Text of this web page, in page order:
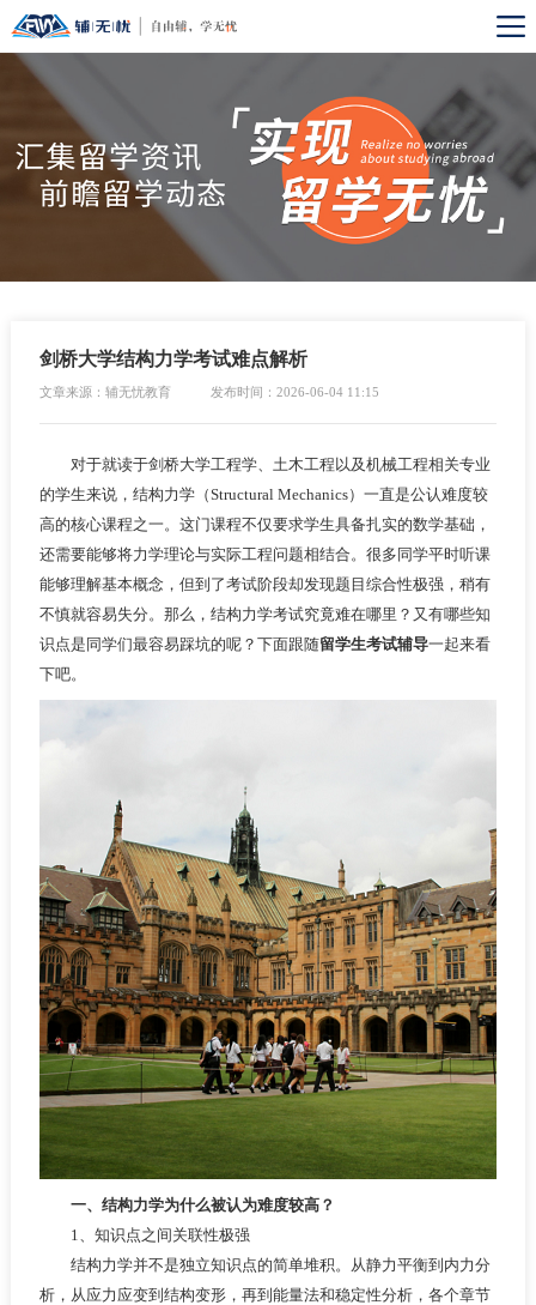
剑桥大学结构力学考试难点解析
文章来源：辅无忧教育 发布时间：2026-06-04 11:15
对于就读于剑桥大学工程学、土木工程以及机械工程相关专业
的学生来说，结构力学（Structural Mechanics）一直是公认难度较
高的核心课程之一。这门课程不仅要求学生具备扎实的数学基础，
还需要能够将力学理论与实际工程问题相结合。很多同学平时听课
能够理解基本概念，但到了考试阶段却发现题目综合性极强，稍有
不慎就容易失分。那么，结构力学考试究竟难在哪里？又有哪些知
识点是同学们最容易踩坑的呢？下面跟随留学生考试辅导一起来看
下吧。
一、结构力学为什么被认为难度较高？
1、知识点之间关联性极强
结构力学并不是独立知识点的简单堆积。从静力平衡到内力分
析，从应力应变到结构变形，再到能量法和稳定性分析，各个章节